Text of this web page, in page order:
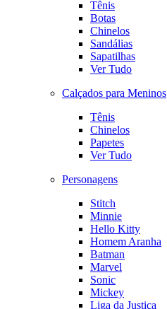
Tênis
Botas
Chinelos
Sandálias
Sapatilhas
Ver Tudo
Calçados para Meninos
Tênis
Chinelos
Papetes
Ver Tudo
Personagens
Stitch
Minnie
Hello Kitty
Homem Aranha
Batman
Marvel
Sonic
Mickey
Liga da Justiça